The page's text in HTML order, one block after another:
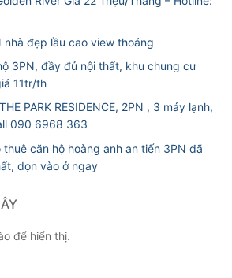
nhà đẹp lầu cao view thoáng
3PN, đầy đủ nội thất, khu chung cư
11tr/th
PARK RESIDENCE, 2PN , 3 máy lạnh,
090 6968 363
căn hộ hoàng anh an tiến 3PN đã
dọn vào ở ngay
để hiển thị.